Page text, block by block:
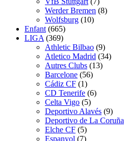
Werder Bremen (8)
Wolfsburg (10)
Enfant (665)
LIGA (369)
Athletic Bilbao (9)
Atletico Madrid (34)
Autres Clubs (13)
Barcelone (56)
Cádiz CF (1)
CD Tenerife (6)
Celta Vigo (5)
Deportivo Alavés (9)
Deportivo de La Coruña
Elche CF (5)
Espanyol (7)